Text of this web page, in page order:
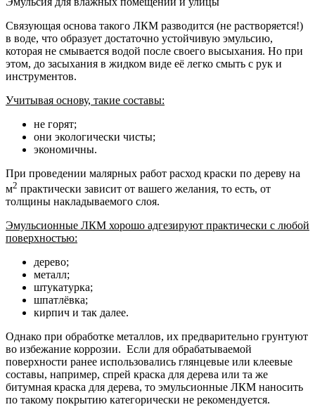
Связующая основа такого ЛКМ разводится (не растворяется!)
в воде, что образует достаточно устойчивую эмульсию,
которая не смывается водой после своего высыхания. Но при
этом, до засыхания в жидком виде её легко смыть с рук и
инструментов.
Учитывая основу, такие составы:
не горят;
они экологически чисты;
экономичны.
При проведении малярных работ расход краски по дереву на
м2 практически зависит от вашего желания, то есть, от
толщины накладываемого слоя.
Эмульсионные ЛКМ хорошо адгезируют практически с любой
поверхностью:
дерево;
металл;
штукатурка;
шпатлёвка;
кирпич и так далее.
Однако при обработке металлов, их предварительно грунтуют
во избежание коррозии. Если для обрабатываемой
поверхности ранее использовались глянцевые или клеевые
составы, например, спрей краска для дерева или та же
битумная краска для дерева, то эмульсионные ЛКМ наносить
по такому покрытию категорически не рекомендуется.